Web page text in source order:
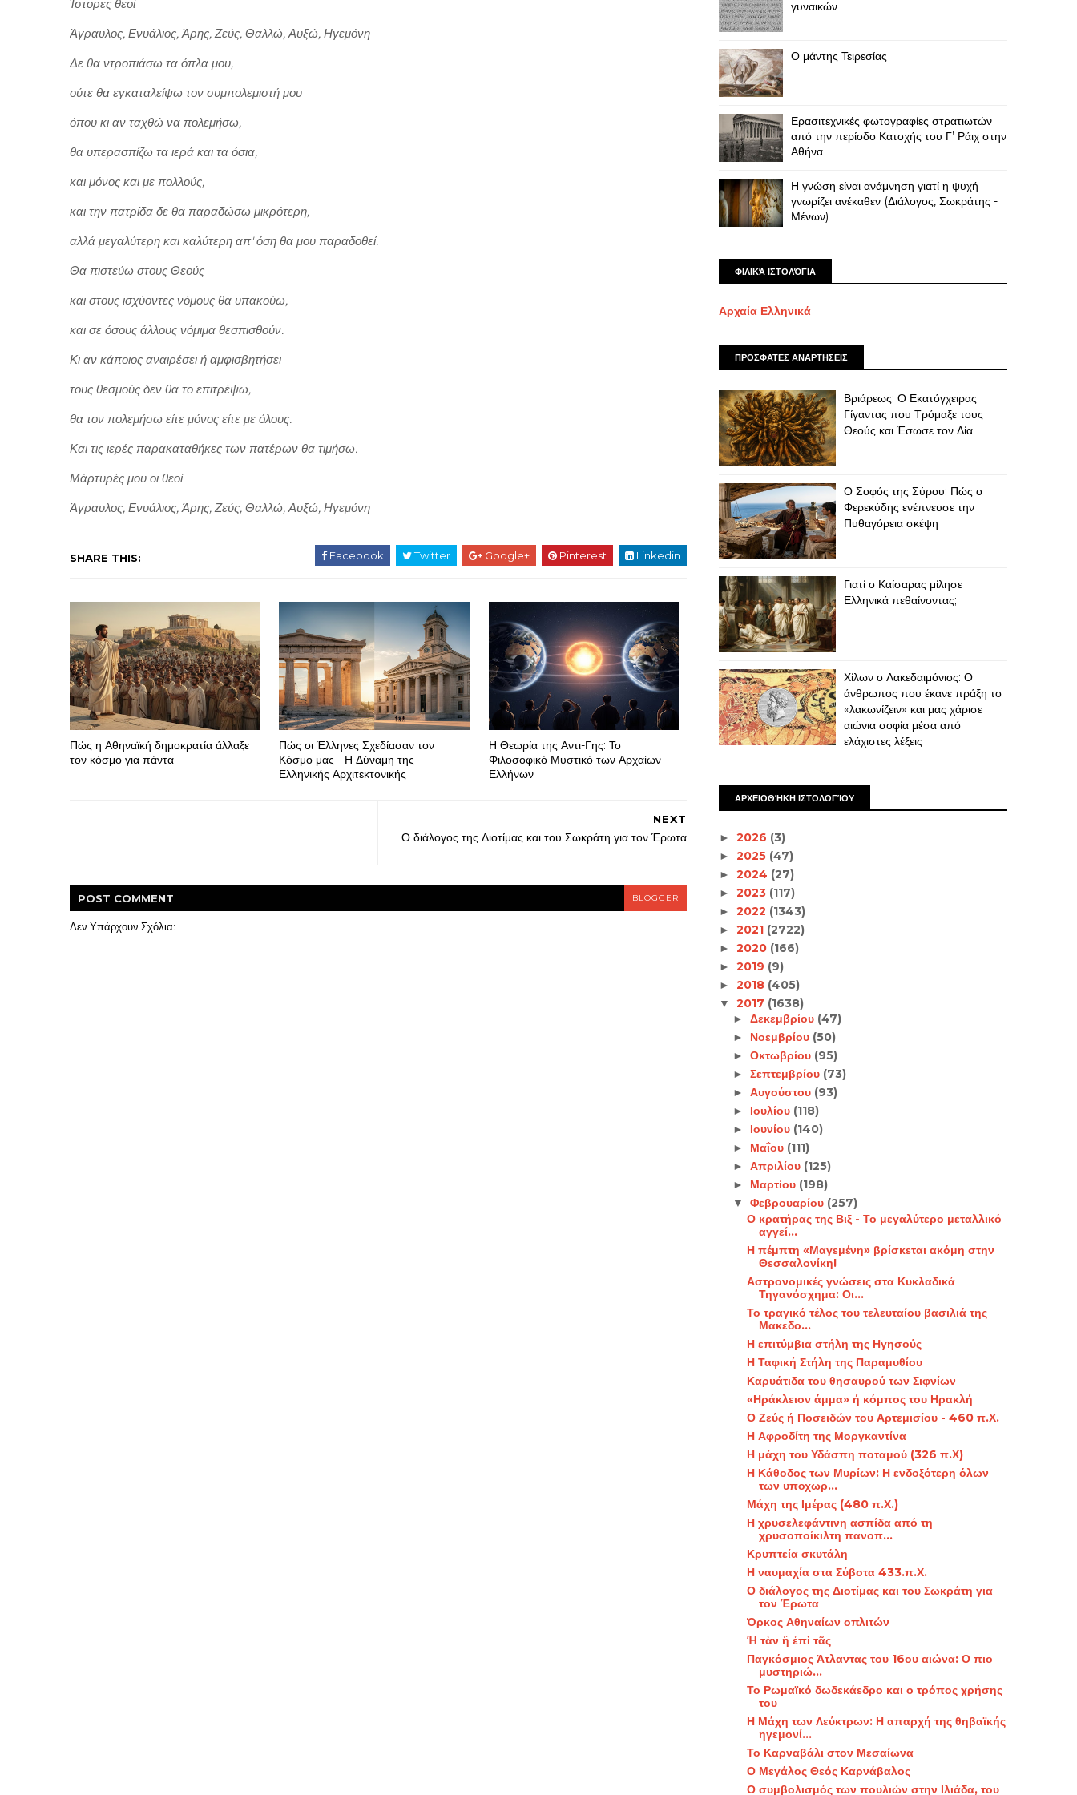
Ίστορες θεοί
Άγραυλος, Ενυάλιος, Άρης, Ζεύς, Θαλλώ, Αυξώ, Ηγεμόνη
Δε θα ντροπιάσω τα όπλα μου,
ούτε θα εγκαταλείψω τον συμπολεμιστή μου
όπου κι αν ταχθώ να πολεμήσω,
θα υπερασπίζω τα ιερά και τα όσια,
και μόνος και με πολλούς,
και την πατρίδα δε θα παραδώσω μικρότερη,
αλλά μεγαλύτερη και καλύτερη απ' όση θα μου παραδοθεί.
Θα πιστεύω στους Θεούς
και στους ισχύοντες νόμους θα υπακούω,
και σε όσους άλλους νόμιμα θεσπισθούν.
Κι αν κάποιος αναιρέσει ή αμφισβητήσει
τους θεσμούς δεν θα το επιτρέψω,
θα τον πολεμήσω είτε μόνος είτε με όλους.
Και τις ιερές παρακαταθήκες των πατέρων θα τιμήσω.
Μάρτυρές μου οι θεοί
Άγραυλος, Ενυάλιος, Άρης, Ζεύς, Θαλλώ, Αυξώ, Ηγεμόνη
SHARE THIS: Facebook Twitter Google+ Pinterest Linkedin
Πώς η Αθηναϊκή δημοκρατία άλλαξε
τον κόσμο για πάντα
Πώς οι Έλληνες Σχεδίασαν τον
Κόσμο μας - Η Δύναμη της
Ελληνικής Αρχιτεκτονικής
Η Θεωρία της Αντι-Γης: Το
Φιλοσοφικό Μυστικό των Αρχαίων
Ελλήνων
NEXT
Ο διάλογος της Διοτίμας και του Σωκράτη για τον Έρωτα
POST COMMENT BLOGGER
Δεν Υπάρχουν Σχόλια:
γυναικών
Ο μάντης Τειρεσίας
Ερασιτεχνικές φωτογραφίες στρατιωτών
από την περίοδο Κατοχής του Γ’ Ράιχ στην
Αθήνα
Η γνώση είναι ανάμνηση γιατί η ψυχή
γνωρίζει ανέκαθεν (Διάλογος, Σωκράτης -
Μένων)
ΦΙΛΙΚΆ ΙΣΤΟΛΌΓΙΑ
Αρχαία Ελληνικά
ΠΡΟΣΦΑΤΕΣ ΑΝΑΡΤΗΣΕΙΣ
Βριάρεως: Ο Εκατόγχειρας
Γίγαντας που Τρόμαξε τους
Θεούς και Έσωσε τον Δία
Ο Σοφός της Σύρου: Πώς ο
Φερεκύδης ενέπνευσε την
Πυθαγόρεια σκέψη
Γιατί ο Καίσαρας μίλησε
Ελληνικά πεθαίνοντας;
Χίλων ο Λακεδαιμόνιος: Ο
άνθρωπος που έκανε πράξη το
«λακωνίζειν» και μας χάρισε
αιώνια σοφία μέσα από
ελάχιστες λέξεις
ΑΡΧΕΙΟΘΉΚΗ ΙΣΤΟΛΟΓΊΟΥ
► 2026 (3)
► 2025 (47)
► 2024 (27)
► 2023 (117)
► 2022 (1343)
► 2021 (2722)
► 2020 (166)
► 2019 (9)
► 2018 (405)
▼ 2017 (1638)
► Δεκεμβρίου (47)
► Νοεμβρίου (50)
► Οκτωβρίου (95)
► Σεπτεμβρίου (73)
► Αυγούστου (93)
► Ιουλίου (118)
► Ιουνίου (140)
► Μαΐου (111)
► Απριλίου (125)
► Μαρτίου (198)
▼ Φεβρουαρίου (257)
Ο κρατήρας της Βιξ - Το μεγαλύτερο μεταλλικό
αγγεί...
Η πέμπτη «Μαγεμένη» βρίσκεται ακόμη στην
Θεσσαλονίκη!
Αστρονομικές γνώσεις στα Κυκλαδικά
Τηγανόσχημα: Οι...
Το τραγικό τέλος του τελευταίου βασιλιά της
Μακεδο...
Η επιτύμβια στήλη της Ηγησούς
Η Ταφική Στήλη της Παραμυθίου
Καρυάτιδα του θησαυρού των Σιφνίων
«Ηράκλειον άμμα» ή κόμπος του Ηρακλή
Ο Ζεύς ή Ποσειδών του Αρτεμισίου - 460 π.Χ.
Η Αφροδίτη της Μοργκαντίνα
Η μάχη του Υδάσπη ποταμού (326 π.Χ)
Η Κάθοδος των Μυρίων: Η ενδοξότερη όλων
των υποχωρ...
Μάχη της Ιμέρας (480 π.Χ.)
Η χρυσελεφάντινη ασπίδα από τη
χρυσοποίκιλτη πανοπ...
Κρυπτεία σκυτάλη
Η ναυμαχία στα Σύβοτα 433.π.Χ.
Ο διάλογος της Διοτίμας και του Σωκράτη για
τον Έρωτα
Όρκος Αθηναίων οπλιτών
Ή τὰν ἢ ἐπὶ τᾶς
Παγκόσμιος Άτλαντας του 16ου αιώνα: Ο πιο
μυστηριώ...
Το Ρωμαϊκό δωδεκάεδρο και ο τρόπος χρήσης
του
Η Μάχη των Λεύκτρων: Η απαρχή της θηβαϊκής
ηγεμονί...
Το Καρναβάλι στον Μεσαίωνα
Ο Μεγάλος Θεός Καρνάβαλος
Ο συμβολισμός των πουλιών στην Ιλιάδα, του